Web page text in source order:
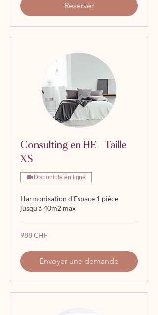
Réserver
Consulting en HE - Taille
XS
Disponible en ligne
Harmonisation d'Espace 1 pièce
jusqu'à 40m2 max
988
francs
988 CHF
Envoyer une demande